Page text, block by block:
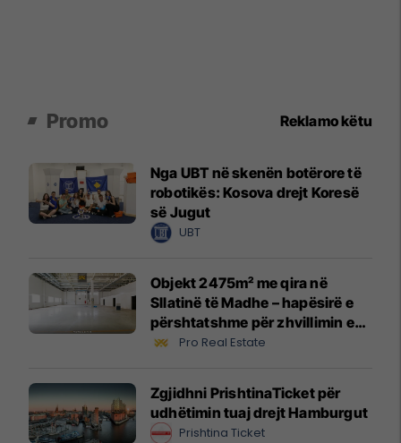
Promo Reklamo këtu
Nga UBT në skenën botërore të
robotikës: Kosova drejt Koresë
së Jugut
UBT
Objekt 2475m² me qira në
Sllatinë të Madhe – hapësirë e
përshtatshme për zhvillimin e
biznesit #16068
Pro Real Estate
Zgjidhni PrishtinaTicket për
udhëtimin tuaj drejt Hamburgut
Prishtina Ticket